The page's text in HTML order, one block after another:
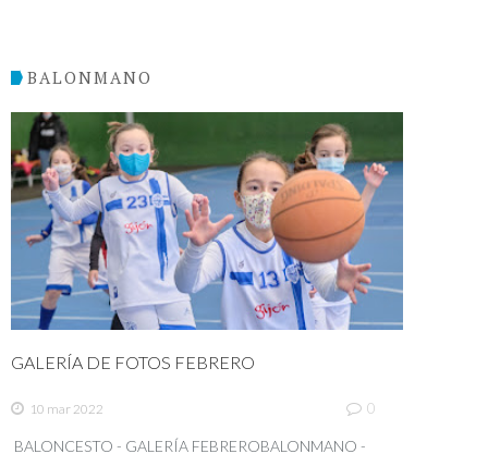
BALONMANO
GALERÍA DE FOTOS FEBRERO
10 mar 2022 0
BALONCESTO - GALERÍA FEBREROBALONMANO -